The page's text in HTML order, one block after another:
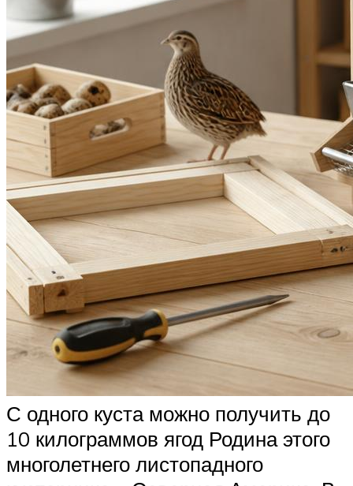
С одного куста можно получить до
10 килограммов ягод Родина этого
многолетнего листопадного